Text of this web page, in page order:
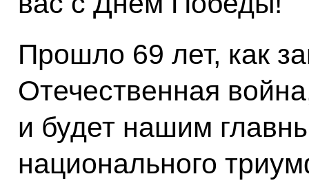
Прошло 69 лет, как
Отечественная
и будет нашим
национального